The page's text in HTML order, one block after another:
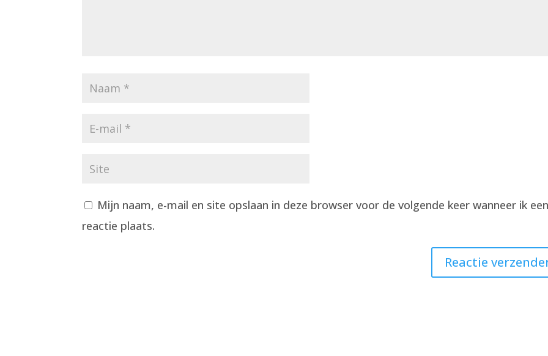
Mijn naam, e-mail en site opslaan in deze browser voor de volgende keer wanneer ik
reactie plaats.